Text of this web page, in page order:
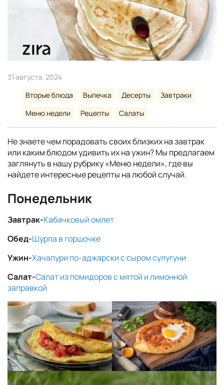
31 августа, 2024
Вторые блюда
Выпечка Десерты
Завтраки
Меню недели
Рецепты Салаты
Не знаете чем порадовать своих близких на завтрак
или каким блюдом удивить их на ужин? Мы предлагаем
заглянуть в нашу рубрику «Меню недели», где вы
найдете интересные рецепты на любой случай.
Понедельник
Завтрак-Кабачковый омлет
Обед-Шурпа в горшочке
Ужин-Хачапури по-аджарски с сыром сулугуни
Салат-Салат из помидоров с мятой и лимонной
заправкой